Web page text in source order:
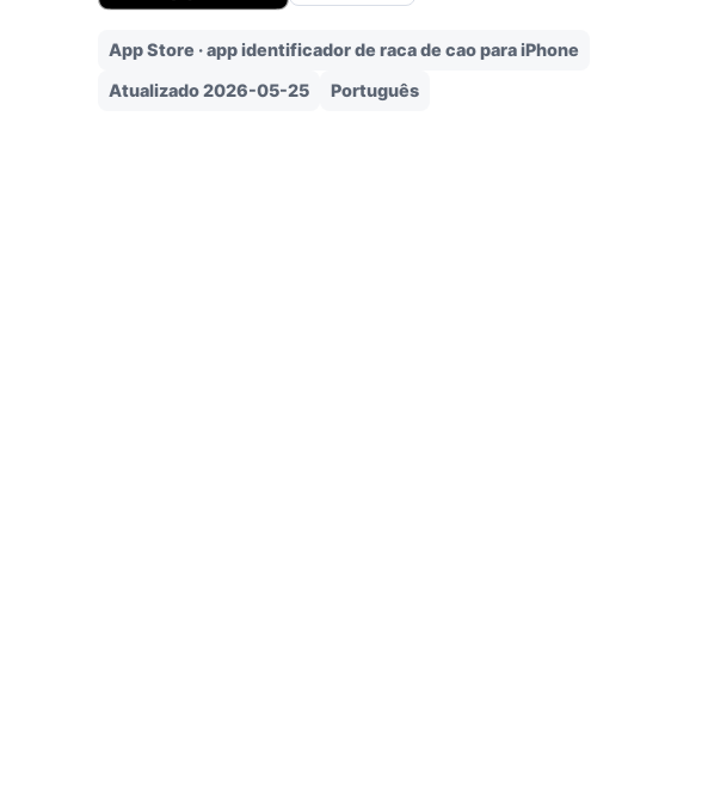
App Store · app identificador de raca de cao para iPhone
Atualizado 2026-05-25
Português